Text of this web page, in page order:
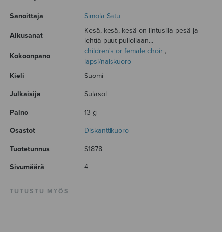
Sanoittaja Simola Satu
Alkusanat
Kesä, kesä, kesä on lintusilla pesä ja
lehtiä puut pullollaan...
Kokoonpano
children's or female choir ,
lapsi/naiskuoro
Kieli
Suomi
Julkaisija Sulasol
Paino 13 g
Osastot Diskanttikuoro
Tuotetunnus S1878
Sivumäärä 4
TUTUSTU MYÖS